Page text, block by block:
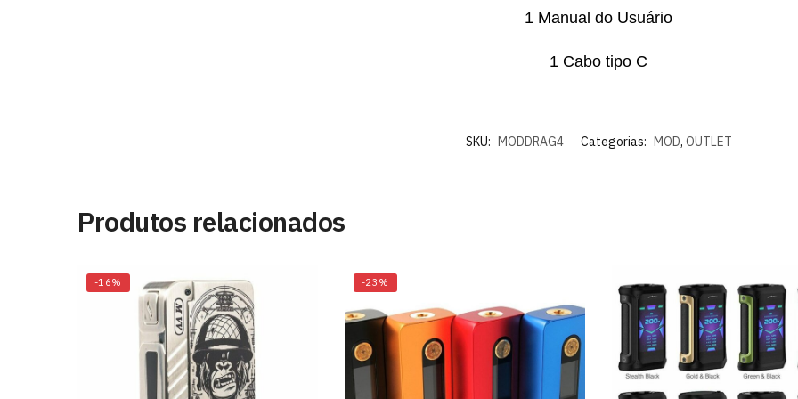
1 Manual do Usuário
1 Cabo tipo C
SKU: MODDRAG4 Categorias: MOD, OUTLET
Produtos relacionados
-16% -23%